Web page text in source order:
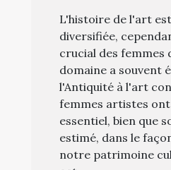
L'histoire de l'art
diversifiée,
crucial des femmes
domaine a souvent
l'Antiquité à l'art
femmes artistes
essentiel, bien que
estimé, dans le
notre patrimoine